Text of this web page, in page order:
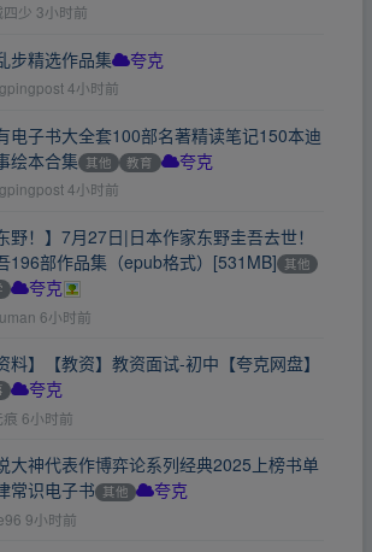
四少 3小时前
步精选作品集 夸克
4小时前
电子书大全套100部名著精读笔记150本迪
绘本合集 其他 教育 夸克
4小时前
野！】7月27日|日本作家东野圭吾去世！
196部作品集（epub格式）[531MB] 其他
夸克
6小时前
料】【教资】教资面试-初中【夸克网盘】
夸克
痕 6小时前
大神代表作博弈论系列经典2025上榜书单
常识电子书 其他 夸克
9小时前